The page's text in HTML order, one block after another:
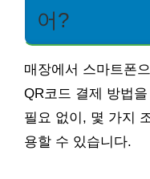
어?
매장에서 스마트폰
QR코드 결제 방법
필요 없이, 몇 가지
용할 수 있습니다.